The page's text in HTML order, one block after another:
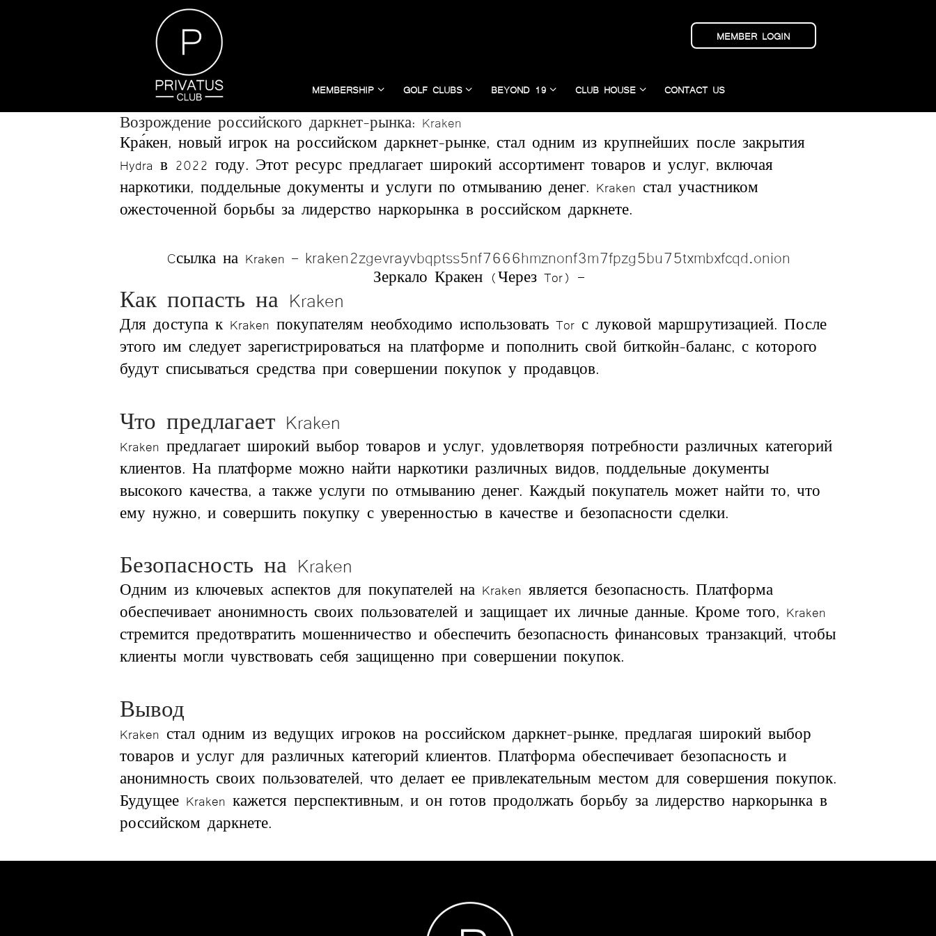
MEMBER LOGIN
MEMBERSHIP GOLF CLUBS BEYOND 19 CLUB HOUSE CONTACT US
Возрождение российского даркнет-рынка: Kraken
Кра́кен, новый игрок на российском даркнет-рынке, стал одним из крупнейших после закрытия
Hydra в 2022 году. Этот ресурс предлагает широкий ассортимент товаров и услуг, включая
наркотики, поддельные документы и услуги по отмыванию денег. Kraken стал участником
ожесточенной борьбы за лидерство наркорынка в российском даркнете.
Cсылка на Kraken – kraken2zgevrayvbqptss5nf7666hmznonf3m7fpzg5bu75txmbxfcqd.onion
Зеркало Кракен (Через Tor) –
Как попасть на Kraken
Для доступа к Kraken покупателям необходимо использовать Tor с луковой маршрутизацией. После
этого им следует зарегистрироваться на платформе и пополнить свой биткойн-баланс, с которого
будут списываться средства при совершении покупок у продавцов.
Что предлагает Kraken
Kraken предлагает широкий выбор товаров и услуг, удовлетворяя потребности различных категорий
клиентов. На платформе можно найти наркотики различных видов, поддельные документы
высокого качества, а также услуги по отмыванию денег. Каждый покупатель может найти то, что
ему нужно, и совершить покупку с уверенностью в качестве и безопасности сделки.
Безопасность на Kraken
Одним из ключевых аспектов для покупателей на Kraken является безопасность. Платформа
обеспечивает анонимность своих пользователей и защищает их личные данные. Кроме того, Kraken
стремится предотвратить мошенничество и обеспечить безопасность финансовых транзакций, чтобы
клиенты могли чувствовать себя защищенно при совершении покупок.
Вывод
Kraken стал одним из ведущих игроков на российском даркнет-рынке, предлагая широкий выбор
товаров и услуг для различных категорий клиентов. Платформа обеспечивает безопасность и
анонимность своих пользователей, что делает ее привлекательным местом для совершения покупок.
Будущее Kraken кажется перспективным, и он готов продолжать борьбу за лидерство наркорынка в
российском даркнете.